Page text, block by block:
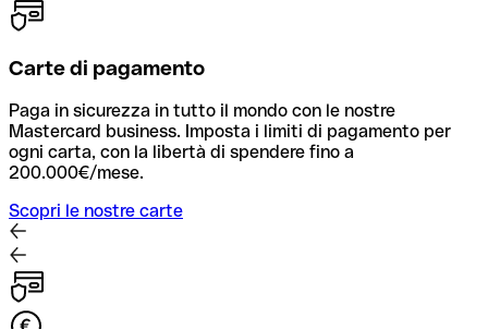
Carte di pagamento
Paga in sicurezza in tutto il mondo con le nostre
Mastercard business. Imposta i limiti di pagamento per
ogni carta, con la libertà di spendere fino a
200.000€/mese.
Scopri le nostre carte